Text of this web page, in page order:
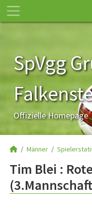
SpVgg
Offizielle Homepage
Männer
Tim Blei :